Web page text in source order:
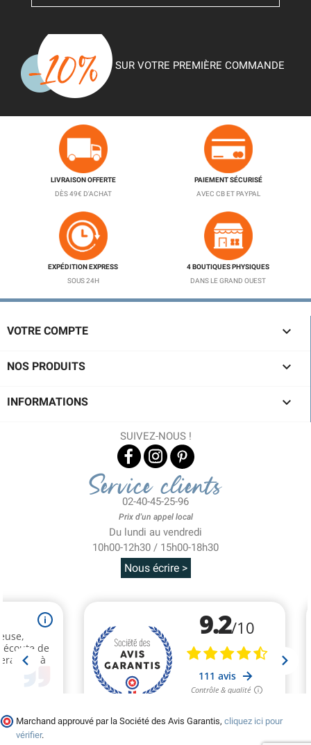
SUR VOTRE PREMIÈRE COMMANDE
LIVRAISON OFFERTE
DÈS 49€ D'ACHAT
PAIEMENT SÉCURISÉ
AVEC CB ET PAYPAL
EXPÉDITION EXPRESS
SOUS 24H
4 BOUTIQUES PHYSIQUES
DANS LE GRAND OUEST
VOTRE COMPTE 
NOS PRODUITS 
INFORMATIONS 
SUIVEZ-NOUS !
Service clients
02-40-45-25-96
Prix d'un appel local
Du lundi au vendredi
10h00-12h30 / 15h00-18h30
Nous écrire >
Marchand approuvé par la Société des Avis Garantis, cliquez ici pour
vérifier.